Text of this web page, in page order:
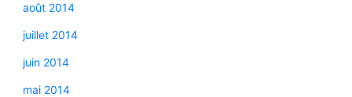
août 2014
juillet 2014
juin 2014
mai 2014